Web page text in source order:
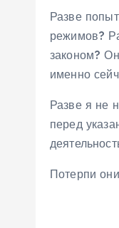
Разве
режимов?
законом?
именно
Разве я не
перед
Потерпи